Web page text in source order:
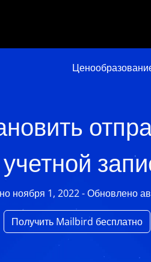
ноября 1, 2022 - Обновлено
Получить Mailbird бесплатно